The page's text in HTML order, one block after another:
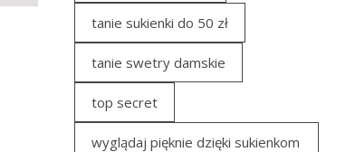
tanie sukienki do 50 zł
tanie swetry damskie
top secret
wyglądaj pięknie dzięki sukienkom